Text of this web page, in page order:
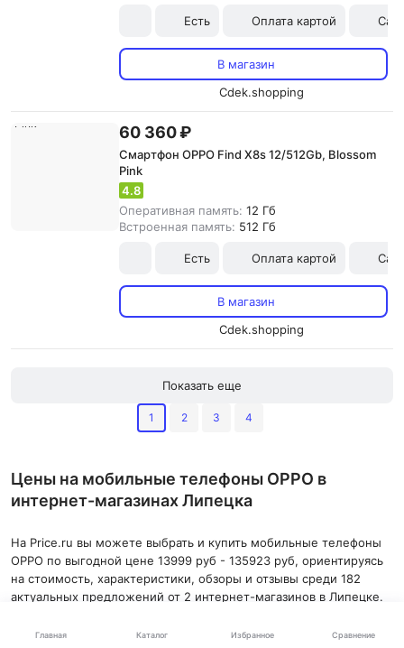
Главная Каталог Избранное Сравнение
Есть Оплата картой
В магазин
Cdek.shopping
60 360 ₽
Смартфон OPPO Find X8s 12/512Gb, Blossom
Pink
4.8
Оперативная память: 12 Гб
Встроенная память: 512 Гб
Есть Оплата картой
В магазин
Cdek.shopping
Показать еще
1 2 3 4
Цены на мобильные телефоны OPPO в
интернет-магазинах Липецка
На Price.ru вы можете выбрать и купить мобильные телефоны
OPPO по выгодной цене 13999 руб - 135923 руб, ориентируясь
на стоимость, характеристики, обзоры и отзывы среди 182
актуальных предложений от 2 интернет-магазинов в Липецке.
Сравнивайте Оппо мобильные телефоны с другими товарами,